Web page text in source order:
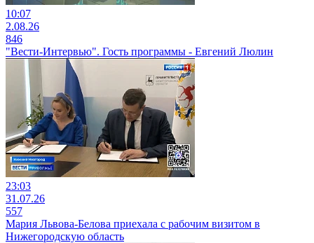
10:07
2.08.26
846
"Вести-Интервью". Гость программы - Евгений Люлин
23:03
31.07.26
557
Мария Львова-Белова приехала с рабочим визитом в
Нижегородскую область